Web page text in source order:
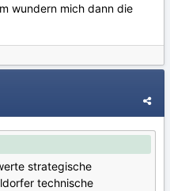
wundern mich dann die
strategische
technische